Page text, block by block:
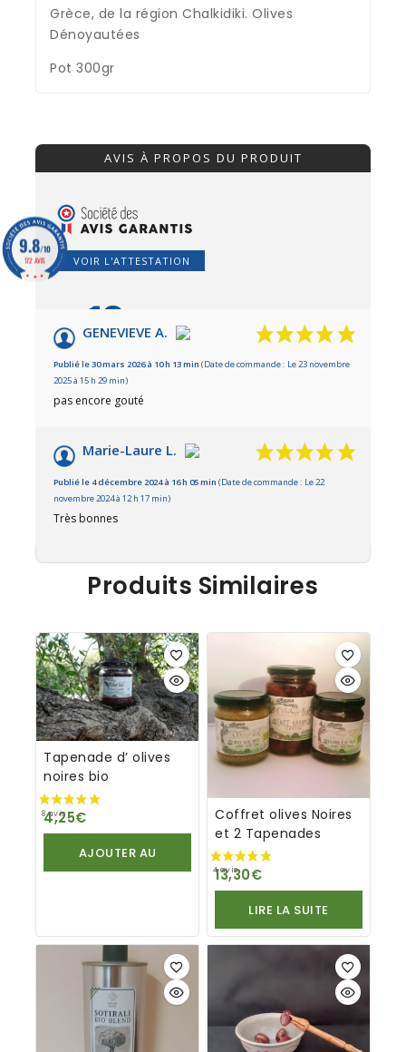
Grèce, de la région Chalkidiki. Olives
Dénoyautées
Pot 300gr
AVIS À PROPOS DU PRODUIT
VOIR L'ATTESTATION
10/10
Basé sur 2 avis
GENEVIEVE A.
Publié le 30 mars 2026 à 10 h 13 min (Date de commande : Le 23 novembre
2025 à 15 h 29 min)
pas encore gouté
Marie-Laure L.
Publié le 4 décembre 2024 à 16 h 05 min (Date de commande : Le 22
novembre 2024 à 12 h 17 min)
Très bonnes
Produits Similaires
Tapenade d’ olives
noires bio
4,25€
AJOUTER AU
Coffret olives Noires
et 2 Tapenades
13,30€
LIRE LA SUITE
9.8/10
172 AVIS